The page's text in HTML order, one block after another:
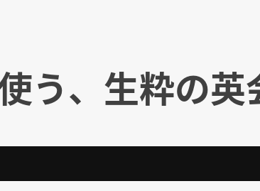
う、生粋の